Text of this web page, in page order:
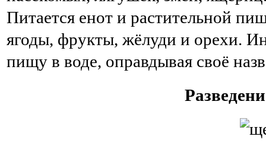
Питается енот и растительной
ягоды, фрукты, жёлуди и орехи.
пищу в воде, оправдывая своё